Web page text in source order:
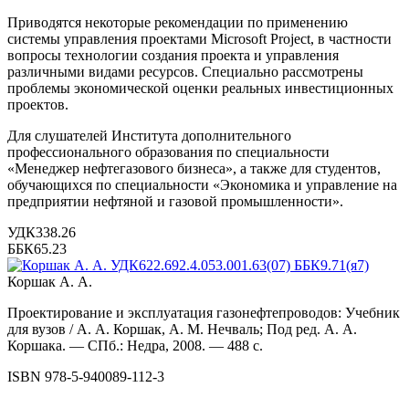
Приводятся некоторые рекомендации по применению
системы управления проектами Microsoft Project, в частности
вопросы технологии создания проекта и управления
различными видами ресурсов. Специально рассмотрены
проблемы экономической оценки реальных инвестиционных
проектов.
Для слушателей Института дополнительного
профессионального образования по специальности
«Менеджер нефтегазового бизнеса», а также для студентов,
обучающихся по специальности «Экономика и управление на
предприятии нефтяной и газовой промышленности».
УДК338.26
ББК65.23
Коршак А. А.
Проектирование и эксплуатация газонефтепроводов: Учебник
для вузов / А. А. Коршак, А. М. Нечваль; Под ред. А. А.
Коршака. — СПб.: Недра, 2008. — 488 с.
ISBN 978-5-940089-112-3